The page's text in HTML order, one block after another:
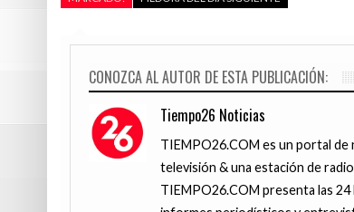
CONOZCA AL AUTOR DE ESTA PUBLICACIÓN:
Tiempo26 Noticias
TIEMPO26.COM es un portal
televisión & una estación de
TIEMPO26.COM presenta las